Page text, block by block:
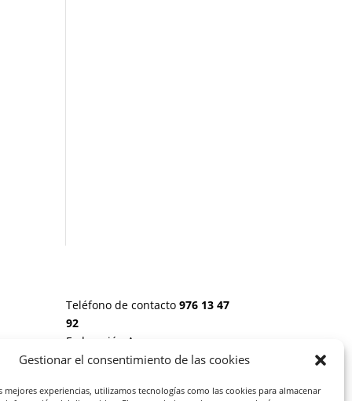
Gestionar el consentimiento de las cookies
mejores experiencias, utilizamos tecnologías como las cookies para almacenar
Teléfono de contacto 976 13 47
92
Federación Aragonesa
Consumidores y Usuarios. FACU,